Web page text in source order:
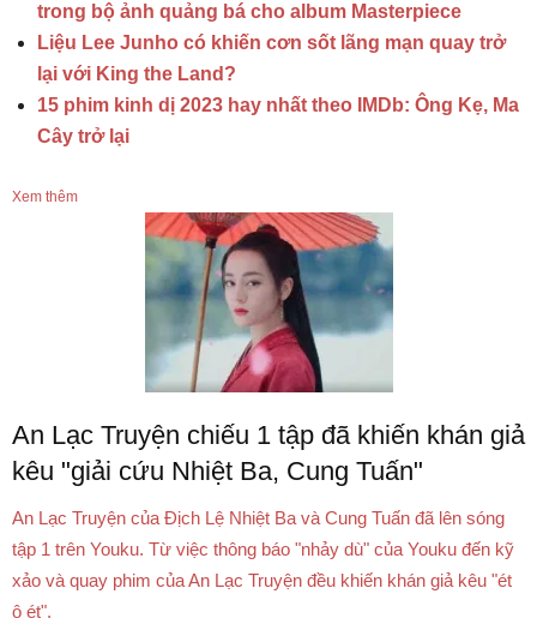
trong bộ ảnh quảng bá cho album Masterpiece
Liệu Lee Junho có khiến cơn sốt lãng mạn quay trở
lại với King the Land?
15 phim kinh dị 2023 hay nhất theo IMDb: Ông Kẹ, Ma
Cây trở lại
Xem thêm
An Lạc Truyện chiếu 1 tập đã khiến khán giả
kêu "giải cứu Nhiệt Ba, Cung Tuấn"
An Lạc Truyện của Địch Lệ Nhiệt Ba và Cung Tuấn đã lên sóng
tập 1 trên Youku. Từ việc thông báo "nhảy dù" của Youku đến kỹ
xảo và quay phim của An Lạc Truyện đều khiến khán giả kêu "ét
ô ét".